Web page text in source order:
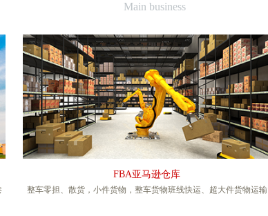
Main business
FBA亚马逊仓库
整车零担、散货，小件货物，整车货物班线快运、超大件货物运输